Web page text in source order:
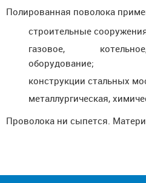
Полированная поволока
строительные
газовое,
оборудование;
конструкции стальных
металлургическая,
Проволока ни сыпется.